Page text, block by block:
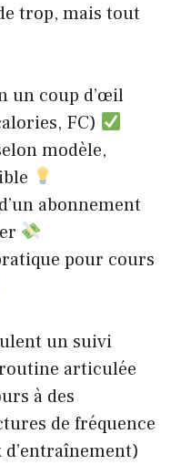
trop, mais tout
un coup d’œil
FC)
modèle,
abonnement
pour cours
un suivi
articulée
à des
de fréquence